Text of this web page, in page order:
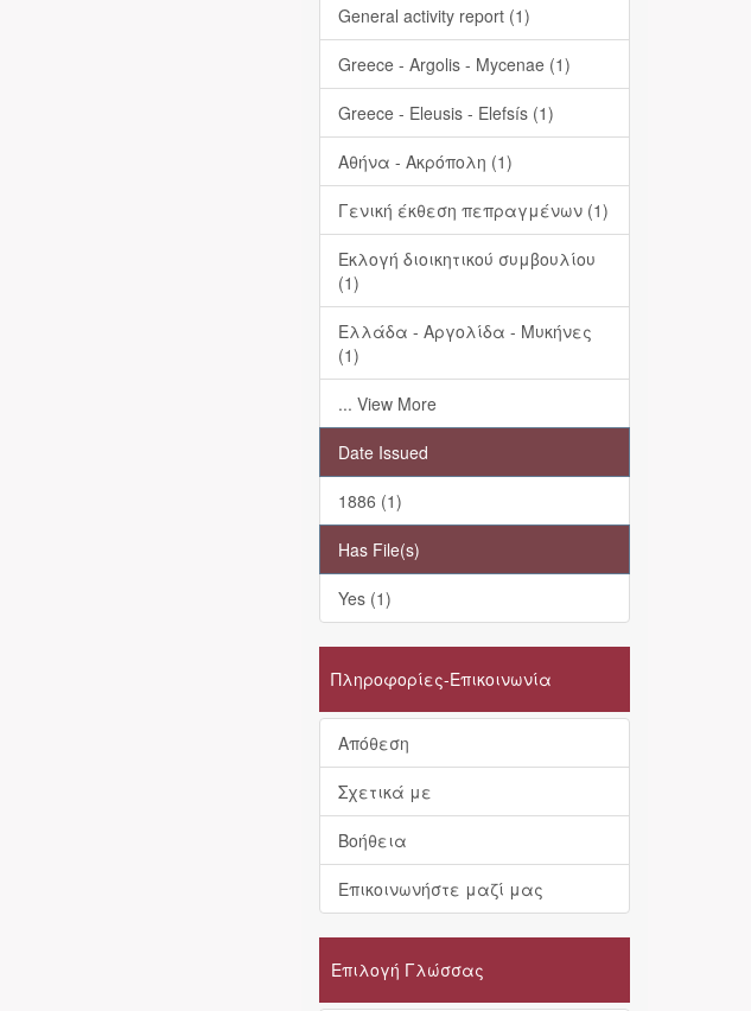
General activity report (1)
Greece - Argolis - Mycenae (1)
Greece - Eleusis - Elefsís (1)
Αθήνα - Ακρόπολη (1)
Γενική έκθεση πεπραγμένων (1)
Εκλογή διοικητικού συμβουλίου
(1)
Ελλάδα - Αργολίδα - Μυκήνες
(1)
... View More
Date Issued
1886 (1)
Has File(s)
Yes (1)
Πληροφορίες-Επικοινωνία
Απόθεση
Σχετικά με
Βοήθεια
Επικοινωνήστε μαζί μας
Επιλογή Γλώσσας